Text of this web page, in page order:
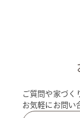
ご質問や家づく
お気軽にお問い